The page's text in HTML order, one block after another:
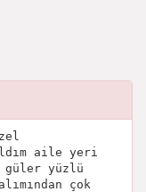
aile yeri
yüzlü
çok